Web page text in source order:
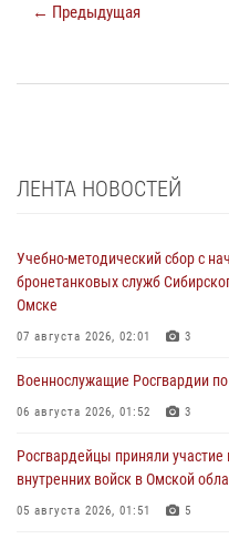
← Предыдущая
ЛЕНТА НОВОСТЕЙ
Учебно-методический сбор с
бронетанковых служб
Омске
07 августа 2026, 02:01 3
Военнослужащие Росгвардии
06 августа 2026, 01:52 3
Росгвардейцы приняли
внутренних войск в Омской
05 августа 2026, 01:51 5